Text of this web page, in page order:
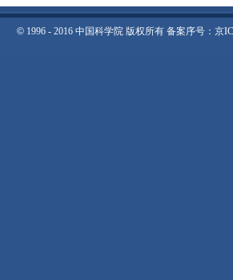
© 1996 - 2016 中国科学院 版权所有 备案序号：京